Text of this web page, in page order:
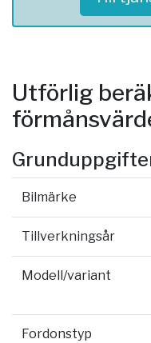
Utförlig
Bilmärke
Tillverkningsår
Modell/variant
Fordonstyp